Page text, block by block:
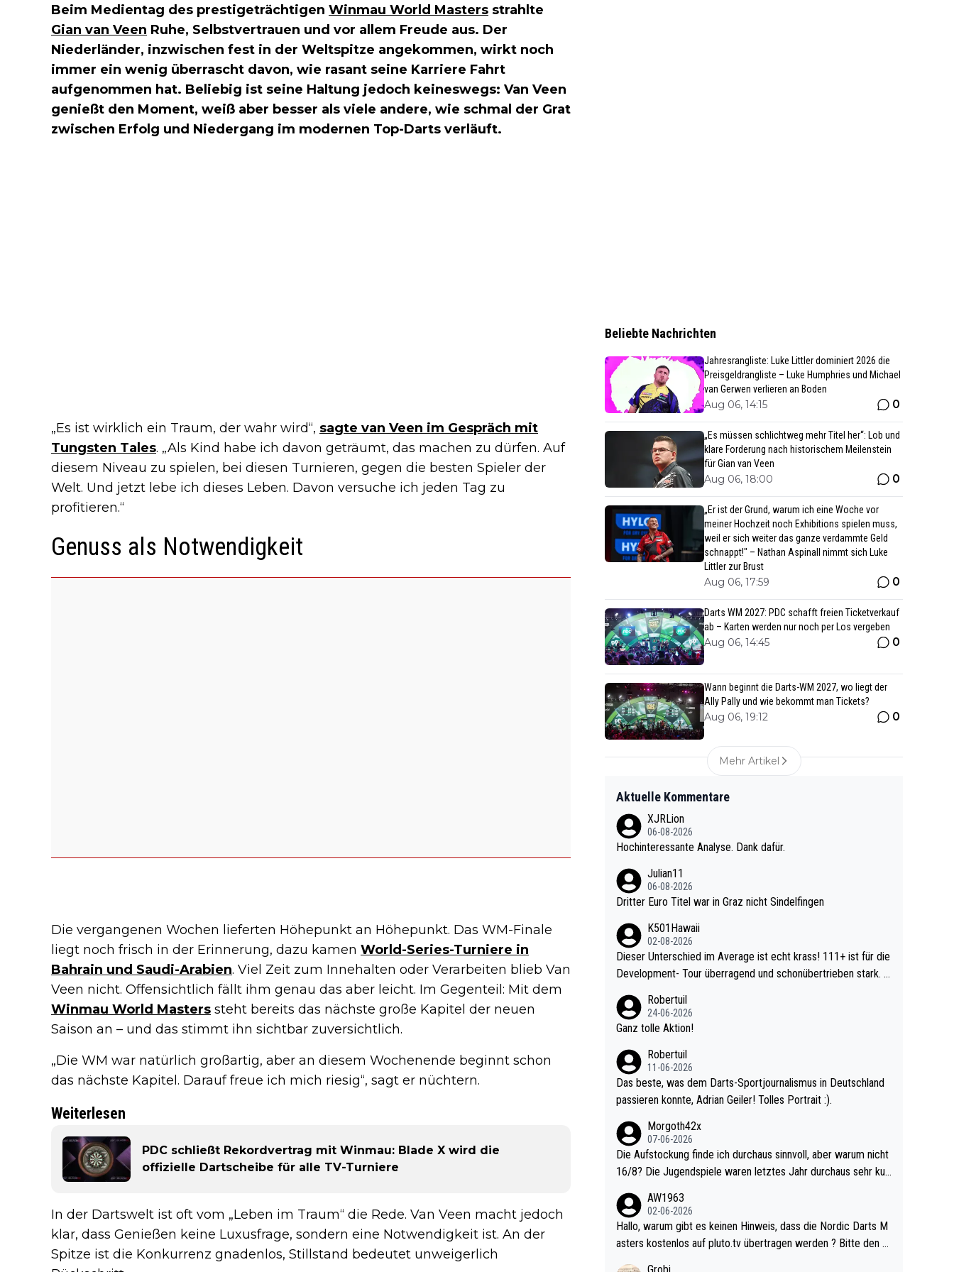
Beim Medientag des prestigeträchtigen Winmau World Masters strahlte
Gian van Veen Ruhe, Selbstvertrauen und vor allem Freude aus. Der
Niederländer, inzwischen fest in der Weltspitze angekommen, wirkt noch
immer ein wenig überrascht davon, wie rasant seine Karriere Fahrt
aufgenommen hat. Beliebig ist seine Haltung jedoch keineswegs: Van Veen
genießt den Moment, weiß aber besser als viele andere, wie schmal der Grat
zwischen Erfolg und Niedergang im modernen Top-Darts verläuft.
„Es ist wirklich ein Traum, der wahr wird“, sagte van Veen im Gespräch mit
Tungsten Tales. „Als Kind habe ich davon geträumt, das machen zu dürfen. Auf
diesem Niveau zu spielen, bei diesen Turnieren, gegen die besten Spieler der
Welt. Und jetzt lebe ich dieses Leben. Davon versuche ich jeden Tag zu
profitieren.“
Genuss als Notwendigkeit
Die vergangenen Wochen lieferten Höhepunkt an Höhepunkt. Das WM-Finale
liegt noch frisch in der Erinnerung, dazu kamen World-Series-Turniere in
Bahrain und Saudi-Arabien. Viel Zeit zum Innehalten oder Verarbeiten blieb Van
Veen nicht. Offensichtlich fällt ihm genau das aber leicht. Im Gegenteil: Mit dem
Winmau World Masters steht bereits das nächste große Kapitel der neuen
Saison an – und das stimmt ihn sichtbar zuversichtlich.
„Die WM war natürlich großartig, aber an diesem Wochenende beginnt schon
das nächste Kapitel. Darauf freue ich mich riesig“, sagt er nüchtern.
Weiterlesen
PDC schließt Rekordvertrag mit Winmau: Blade X wird die
offizielle Dartscheibe für alle TV-Turniere
In der Dartswelt ist oft vom „Leben im Traum“ die Rede. Van Veen macht jedoch
klar, dass Genießen keine Luxusfrage, sondern eine Notwendigkeit ist. An der
Spitze ist die Konkurrenz gnadenlos, Stillstand bedeutet unweigerlich
Beliebte Nachrichten
Jahresrangliste: Luke Littler dominiert 2026 die
Preisgeldrangliste – Luke Humphries und Michael
van Gerwen verlieren an Boden
Aug 06, 14:15 0
„Es müssen schlichtweg mehr Titel her“: Lob und
klare Forderung nach historischem Meilenstein
für Gian van Veen
Aug 06, 18:00 0
„Er ist der Grund, warum ich eine Woche vor
meiner Hochzeit noch Exhibitions spielen muss,
weil er sich weiter das ganze verdammte Geld
schnappt!" – Nathan Aspinall nimmt sich Luke
Littler zur Brust
Aug 06, 17:59 0
Darts WM 2027: PDC schafft freien Ticketverkauf
ab – Karten werden nur noch per Los vergeben
Aug 06, 14:45 0
Wann beginnt die Darts-WM 2027, wo liegt der
Ally Pally und wie bekommt man Tickets?
Aug 06, 19:12 0
Mehr Artikel
Aktuelle Kommentare
XJRLion
06-08-2026
Hochinteressante Analyse. Dank dafür.
Julian11
06-08-2026
Dritter Euro Titel war in Graz nicht Sindelfingen
K501Hawaii
02-08-2026
Dieser Unterschied im Average ist echt krass! 111+ ist für die
Development- Tour überragend und schonübertrieben stark. U
e mal 40+ erst recht. Da gewinnst keinen Blumentopf - ist ja n
och krasser wie ein Pokalspiel eines Kreisligisten vs einem Bu
Robertuil
24-06-2026
Ganz tolle Aktion!
Robertuil
11-06-2026
Das beste, was dem Darts-Sportjournalismus in Deutschland
passieren konnte, Adrian Geiler! Tolles Portrait :).
Morgoth42x
07-06-2026
Die Aufstockung finde ich durchaus sinnvoll, aber warum nicht
16/8? Die Jugendspiele waren letztes Jahr durchaus sehr kur
l. Allerdings ist Mitchell Lawrie als Nummer 1 der Welt eh quali
fiziert. Somit ändert die automatische Qualifikation des Weltm
eisters erstmal nichts. Ich denke sie wollen damit für nächste
AW1963
02-06-2026
Hallo, warum gibt es keinen Hinweis, dass die Nordic Darts M
asters kostenlos auf pluto.tv übertragen werden ? Bitte den A